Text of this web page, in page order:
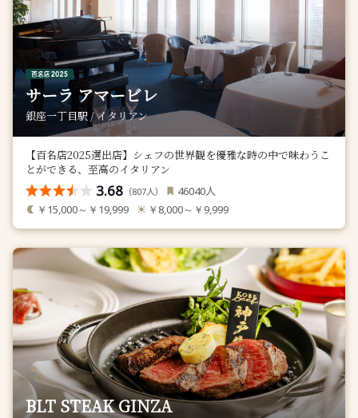
サーラ アマービレ
銀座一丁目駅 / イタリアン
【百名店2025選出店】シェフの世界観を優雅な時の中で味わうこ
とができる、至高のイタリアン
3.68 （807人） 46040人
￥15,000～￥19,999 ￥8,000～￥9,999
BLT STEAK GINZA